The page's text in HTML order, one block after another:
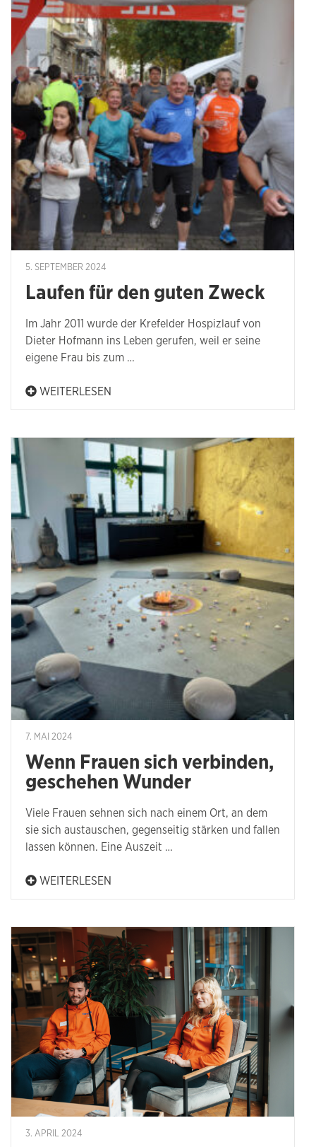
5. SEPTEMBER 2024
Laufen für den guten Zweck
Im Jahr 2011 wurde der Krefelder Hospizlauf von
Dieter Hofmann ins Leben gerufen, weil er seine
eigene Frau bis zum …
WEITERLESEN
7. MAI 2024
Wenn Frauen sich verbinden,
geschehen Wunder
Viele Frauen sehnen sich nach einem Ort, an dem
sie sich austauschen, gegenseitig stärken und fallen
lassen können. Eine Auszeit …
WEITERLESEN
3. APRIL 2024